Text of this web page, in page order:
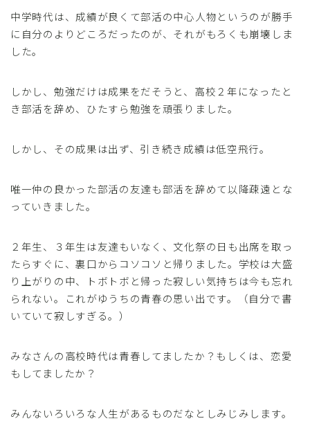
中学時代は、成績が良くて部活の中心人物というのが勝手
に自分のよりどころだったのが、それがもろくも崩壊しま
した。
しかし、勉強だけは成果をだそうと、高校２年になったと
き部活を辞め、ひたすら勉強を頑張りました。
しかし、その成果は出ず、引き続き成績は低空飛行。
唯一仲の良かった部活の友達も部活を辞めて以降疎遠とな
っていきました。
２年生、３年生は友達もいなく、文化祭の日も出席を取っ
たらすぐに、裏口からコソコソと帰りました。学校は大盛
り上がりの中、トボトボと帰った寂しい気持ちは今も忘れ
られない。これがゆうちの青春の思い出です。（自分で書
いていて寂しすぎる。）
みなさんの高校時代は青春してましたか？もしくは、恋愛
もしてましたか？
みんないろいろな人生があるものだなとしみじみします。